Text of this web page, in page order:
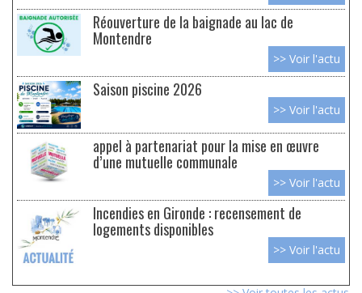
Réouverture de la baignade au lac de
Montendre
>> Voir l'actu
Saison piscine 2026
>> Voir l'actu
appel à partenariat pour la mise en œuvre
d’une mutuelle communale
>> Voir l'actu
Incendies en Gironde : recensement de
logements disponibles
>> Voir l'actu